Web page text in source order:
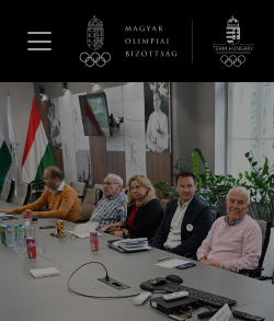
Hírek
Galéria
Dakar 2026